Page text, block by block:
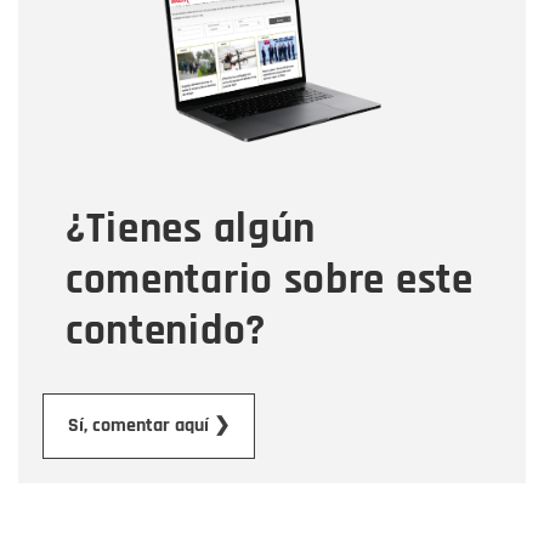
¿Tienes algún
comentario sobre este
contenido?
Sí, comentar aquí ❯
Correo electrónico
Tipo de comentario
Mensaje